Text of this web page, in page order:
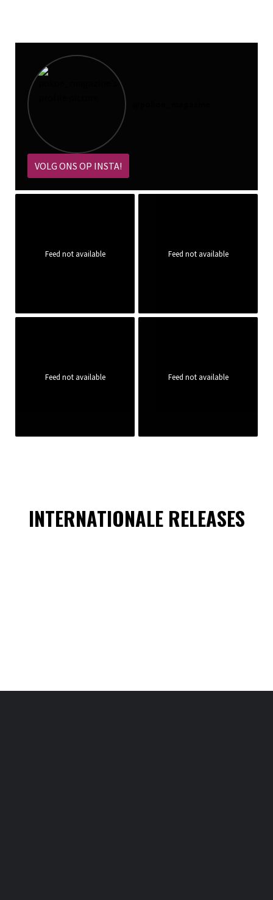
VOLG ONS OP INSTA!
Feed not available Feed not available
Feed not available Feed not available
INTERNATIONALE RELEASES